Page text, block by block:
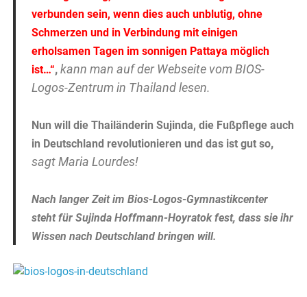
verbunden sein, wenn dies auch unblutig, ohne
Schmerzen und in Verbindung mit einigen
erholsamen Tagen im sonnigen Pattaya möglich
ist…“,kann man auf der Webseite vom BIOS-
Logos-Zentrum in Thailand lesen.
Nun will die Thailänderin Sujinda, die Fußpflege auch
in Deutschland revolutionieren und das ist gut so,
sagt Maria Lourdes!
Nach langer Zeit im Bios-Logos-Gymnastikcenter
steht für Sujinda Hoffmann-Hoyratok fest, dass sie ihr
Wissen nach Deutschland bringen will.